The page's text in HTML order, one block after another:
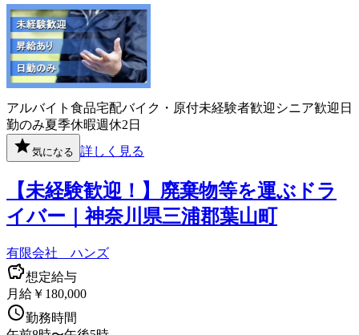
アルバイト 食品宅配バイク・原付未経験者歓迎 シニア歓迎 日
勤のみ夏季休暇週休2日
気になる 詳しく見る
【未経験歓迎！】廃棄物等を運ぶドラ
イバー｜神奈川県三浦郡葉山町
有限会社 ハンズ
想定給与
月給￥180,000
勤務時間